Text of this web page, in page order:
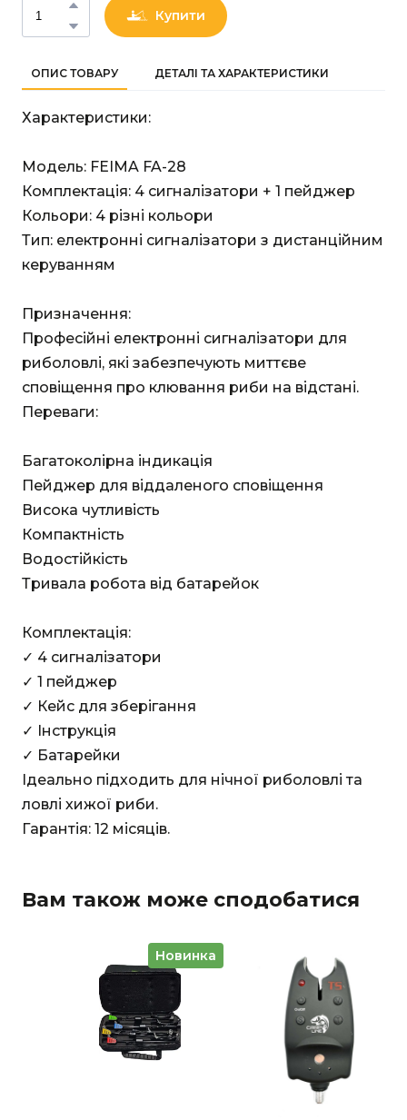
Купити
ОПИС ТОВАРУ ДЕТАЛІ ТА ХАРАКТЕРИСТИКИ
Характеристики:
Модель: FEIMA FA-28
Комплектація: 4 сигналізатори + 1 пейджер
Кольори: 4 різні кольори
Тип: електронні сигналізатори з дистанційним
керуванням
Призначення:
Професійні електронні сигналізатори для
риболовлі, які забезпечують миттєве
сповіщення про клювання риби на відстані.
Переваги:
Багатоколірна індикація
Пейджер для віддаленого сповіщення
Висока чутливість
Компактність
Водостійкість
Тривала робота від батарейок
Комплектація:
✓ 4 сигналізатори
✓ 1 пейджер
✓ Кейс для зберігання
✓ Інструкція
✓ Батарейки
Ідеально підходить для нічної риболовлі та
ловлі хижої риби.
Гарантія: 12 місяців.
Вам також може сподобатися
Новинка